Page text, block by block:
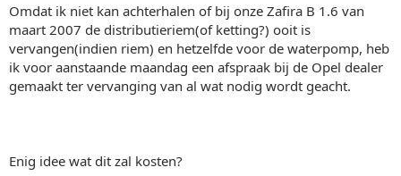
t
e
r
m
Omdat ik niet kan achterhalen of bij onze Zafira B 1.6 van
maart 2007 de distributieriem(of ketting?) ooit is
vervangen(indien riem) en hetzelfde voor de waterpomp, heb
ik voor aanstaande maandag een afspraak bij de Opel dealer
gemaakt ter vervanging van al wat nodig wordt geacht.
Enig idee wat dit zal kosten?